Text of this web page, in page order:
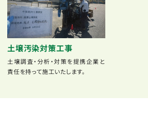
土壌汚染対策工事
土壌調査・分析・対策を提携企業と
責任を持って施工いたします。